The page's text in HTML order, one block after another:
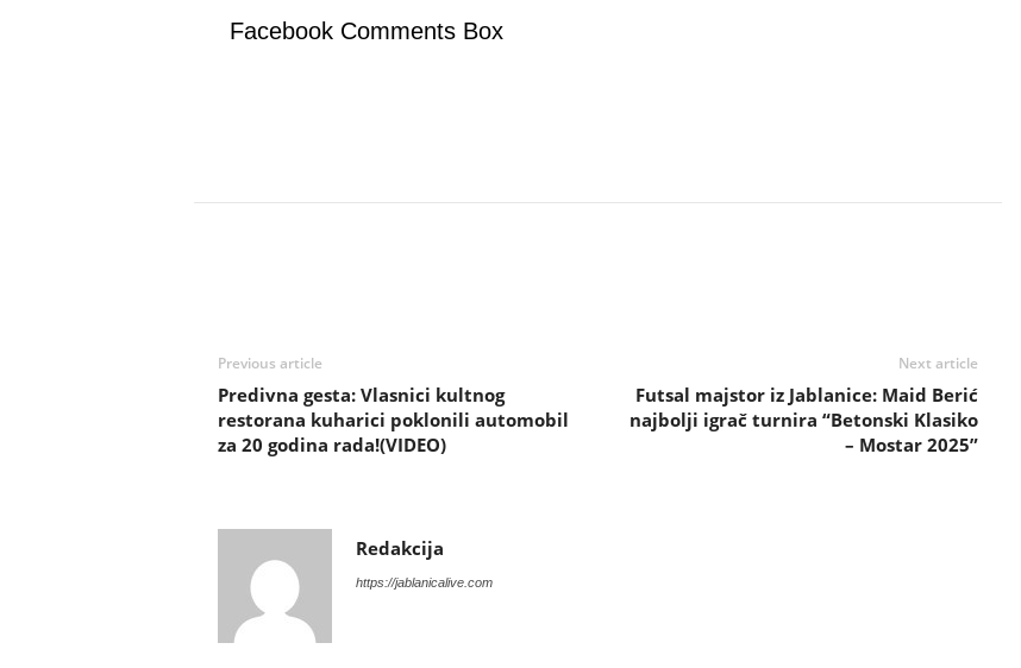
Facebook Comments Box
Previous article
Predivna gesta: Vlasnici kultnog
restorana kuharici poklonili automobil
za 20 godina rada!(VIDEO)
Next article
Futsal majstor iz Jablanice: Maid Berić
najbolji igrač turnira “Betonski Klasiko
– Mostar 2025”
Redakcija
https://jablanicalive.com